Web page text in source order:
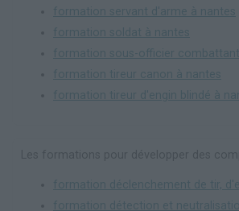
formation servant d'arme à nantes
formation soldat à nantes
formation sous-officier
formation tireur canon à nantes
formation tireur d'engin blindé à
formation déclenchement de tir,
formation détection et